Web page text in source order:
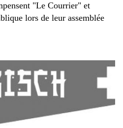
"Le Courrier" et
lors de leur assemblée